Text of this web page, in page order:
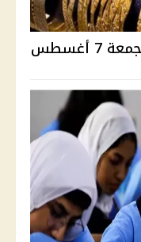
سعر الذهب في مصر اليوم الجمعة 7 أغسطس